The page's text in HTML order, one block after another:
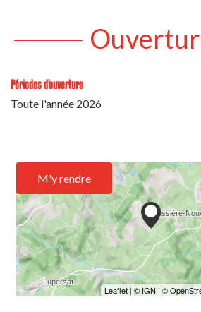
Périodes d'ouverture
Toute l'année 2026
M'y rendre